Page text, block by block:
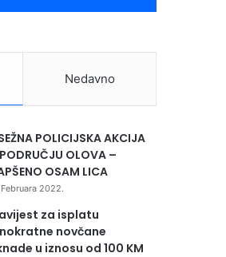
Nedavno
POLICIJSKA AKCIJA
OLOVA –
OSAM LICA
2022.
za isplatu
novčane
u iznosu od 100 KM